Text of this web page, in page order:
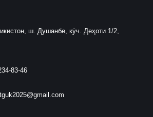
ш. Душанбе, кӯч. Деҳоти 1/2,
83-46
tguk2025@gmail.com